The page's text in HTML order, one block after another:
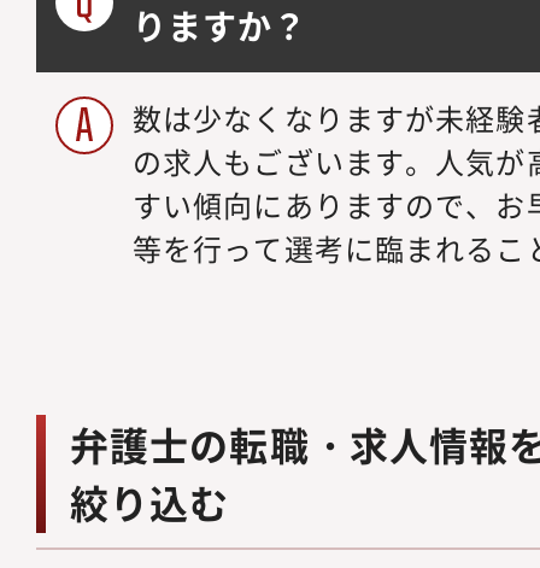
りますか？
数は少なくなりますが未経
の求人もございます。人気
すい傾向にありますので、
等を行って選考に臨まれる
弁護士の転職・求人情報
絞り込む